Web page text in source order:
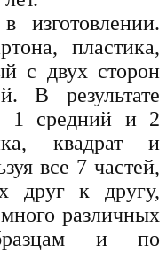
изготовлении.
пластика,
с двух сторон
В результате
1 средний и 2
квадрат и
все 7 частей,
друг к другу,
различных
и по